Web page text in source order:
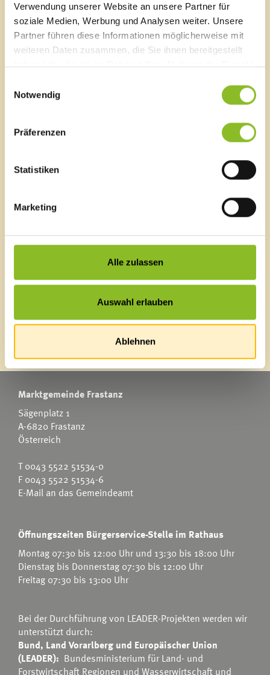
Verwendung unserer Website an unsere Partner für
soziale Medien, Werbung und Analysen weiter. Unsere
Partner führen diese Informationen möglicherweise mit
weiteren Daten zusammen, die Sie ihnen bereitgestellt
haben oder die sie im Rahmen Ihrer Nutzung der Dienste
Notwendig
Präferenzen
Statistiken
Marketing
Alle zulassen
Auswahl erlauben
Ablehnen
Marktgemeinde Frastanz
Sägenplatz 1
A-6820 Frastanz, Österreich
F 0043 5522 51534-6
Veröffentlichungsportal
Bürgermeldungen
Mediathek
Energieeffiziente Gemeinde
Marktgemeinde Frastanz
Sägenplatz 1
A-6820 Frastanz
Österreich
T0043 5522 51534-0
F 0043 5522 51534-6
E-Mail an das Gemeindeamt
Öffnungszeiten Bürgerservice-Stelle im Rathaus
Montag 07:30 bis 12:00 Uhr und 13:30 bis 18:00 Uhr
Dienstag bis Donnerstag 07:30 bis 12:00 Uhr
Freitag 07:30 bis 13:00 Uhr
Bei der Durchführung von LEADER-Projekten werden wir
unterstützt durch:
Bund, Land Vorarlberg und Europäischer Union
(LEADER): Bundesministerium für Land- und
Forstwirtschaft Regionen und Wasserwirtschaft und